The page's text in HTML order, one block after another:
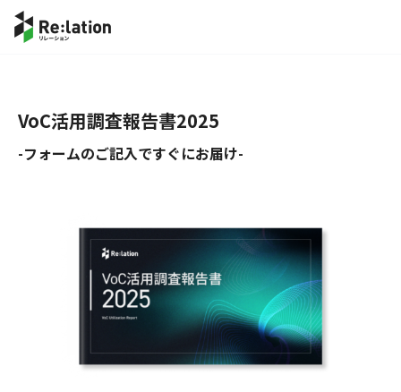
VoC活用調査報告書2025
-フォームのご記入ですぐにお届け-